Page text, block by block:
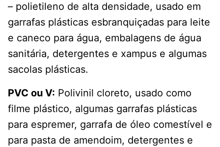
– polietileno de alta densidade, usado em
garrafas plásticas esbranquiçadas para leite
e caneco para água, embalagens de água
sanitária, detergentes e xampus e algumas
sacolas plásticas.
PVC ou V: Polivinil cloreto, usado como
filme plástico, algumas garrafas plásticas
para espremer, garrafa de óleo comestível e
para pasta de amendoim, detergentes e